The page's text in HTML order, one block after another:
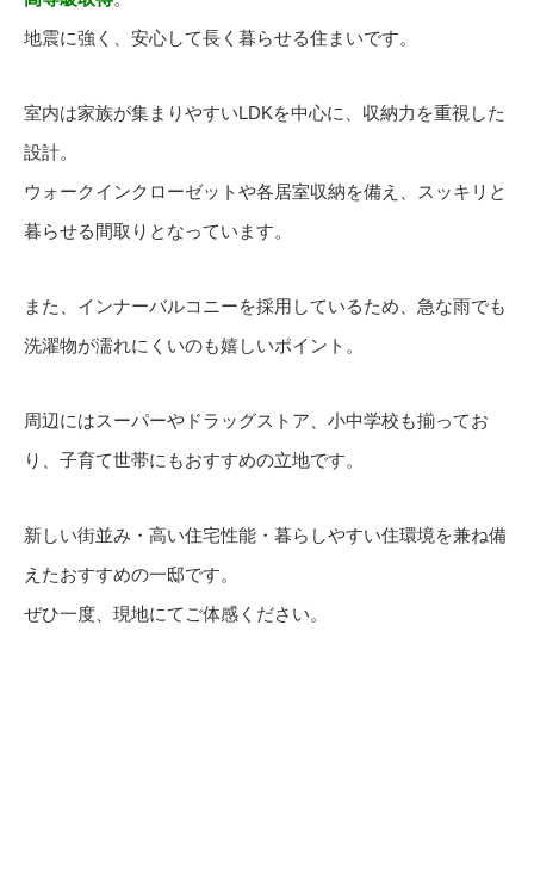
地震に強く、安心して長く暮らせる住まいです。
室内は家族が集まりやすいLDKを中心に、収納力を重視した
設計。
ウォークインクローゼットや各居室収納を備え、スッキリと
暮らせる間取りとなっています。
また、インナーバルコニーを採用しているため、急な雨でも
洗濯物が濡れにくいのも嬉しいポイント。
周辺にはスーパーやドラッグストア、小中学校も揃ってお
り、子育て世帯にもおすすめの立地です。
新しい街並み・高い住宅性能・暮らしやすい住環境を兼ね備
えたおすすめの一邸です。
ぜひ一度、現地にてご体感ください。